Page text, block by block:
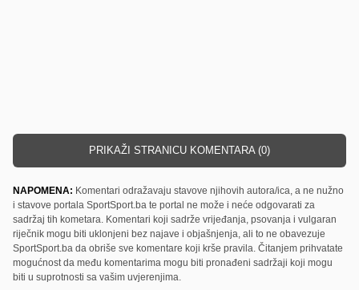
PRIKAŽI STRANICU KOMENTARA (0)
NAPOMENA: Komentari odražavaju stavove njihovih autora/ica, a ne nužno
i stavove portala SportSport.ba te portal ne može i neće odgovarati za
sadržaj tih kometara. Komentari koji sadrže vrijeđanja, psovanja i vulgaran
riječnik mogu biti uklonjeni bez najave i objašnjenja, ali to ne obavezuje
SportSport.ba da obriše sve komentare koji krše pravila. Čitanjem prihvatate
mogućnost da među komentarima mogu biti pronađeni sadržaji koji mogu
biti u suprotnosti sa vašim uvjerenjima.